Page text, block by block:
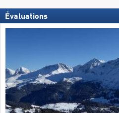
Évaluations